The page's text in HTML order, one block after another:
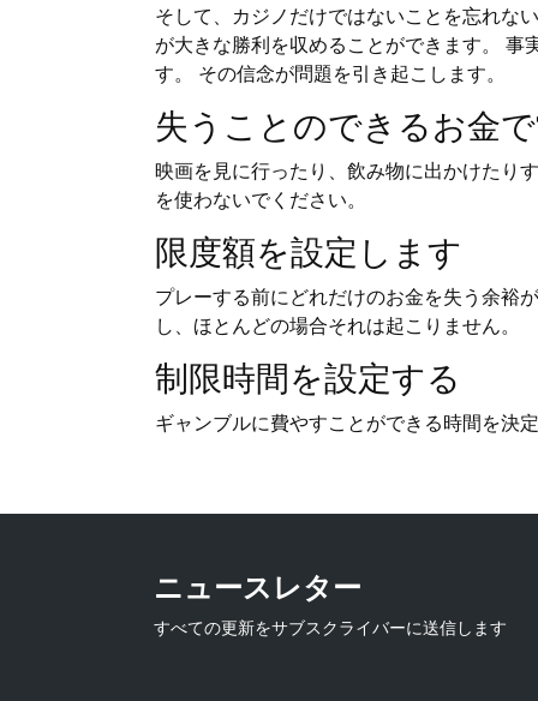
そして、カジノだけではないことを忘れな
が大きな勝利を収めることができます。
す。 その信念が問題を引き起こします。
失うことのできるお金
映画を見に行ったり、飲み物に出かけたり
を使わないでください。
限度額を設定します
プレーする前にどれだけのお金を失う余裕
し、ほとんどの場合それは起こりません。
制限時間を設定する
ギャンブルに費やすことができる時間を決
ニュースレター
すべての更新をサブスクライバーに送信します